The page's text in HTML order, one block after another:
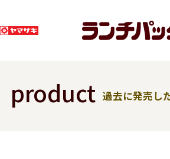
product 過去に発売し